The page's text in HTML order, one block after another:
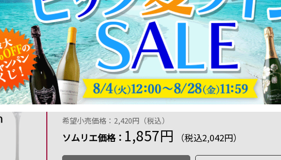
美しさと、耐久性の両方を兼ね備えた5ツ星グラス
グラス1脚につきワイン11本同梱可能！
シャンパーニュ フルート ソムリエ グラン・ク
ングラス）
商品番号：2109020000477
品切 18 ポイント進呈 16%OFF
希望小売価格：2,420円（税込）
ソムリエ価格： 1,857円 （税込2,042円）